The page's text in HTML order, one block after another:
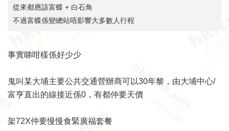
從來都應該富蝶 + 白石角
不過富蝶係變總站唔影響大多數人行程
事實睇咁樣係好少少
鬼叫某大埔主要公共交通營辦商可以30年黎，由大埔中心/
富亨直出的線接近係0，有都仲要天價
架72X仲要慢慢食緊廣福套餐